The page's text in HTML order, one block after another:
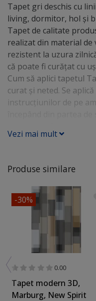
Tapet gri deschis cu
living, dormitor, hol şi
Tapet de calitate
realizat din material de
rezistent la uzura
că poate fi curățat cu
Cum să aplici tapetul
curat și neted. Se
instrucțiunilor de pe
adeziv cu o cârpă
Vezi mai mult
Produse similare
-30%
0.00
Tapet modern 3D,
Marburg, New Spirit